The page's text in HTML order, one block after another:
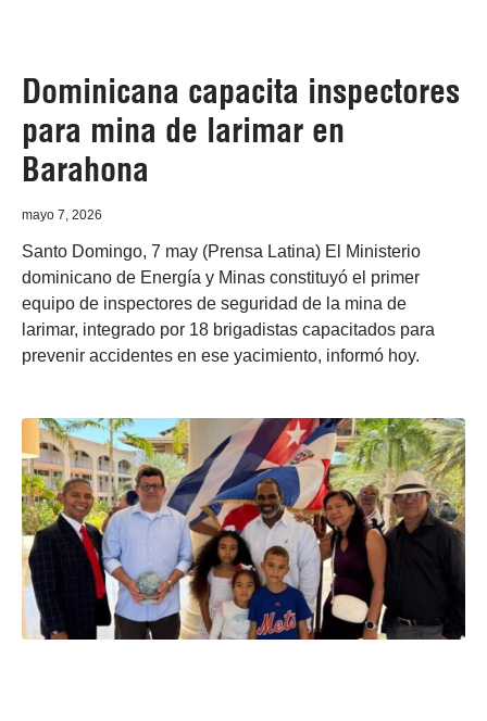
Dominicana capacita inspectores
para mina de larimar en
Barahona
mayo 7, 2026
Santo Domingo, 7 may (Prensa Latina) El Ministerio
dominicano de Energía y Minas constituyó el primer
equipo de inspectores de seguridad de la mina de
larimar, integrado por 18 brigadistas capacitados para
prevenir accidentes en ese yacimiento, informó hoy.